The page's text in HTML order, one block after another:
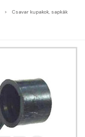
Csavar kupakok, sapkák